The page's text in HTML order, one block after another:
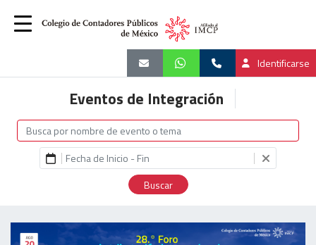
Identificarse
Eventos de Integración
Buscar